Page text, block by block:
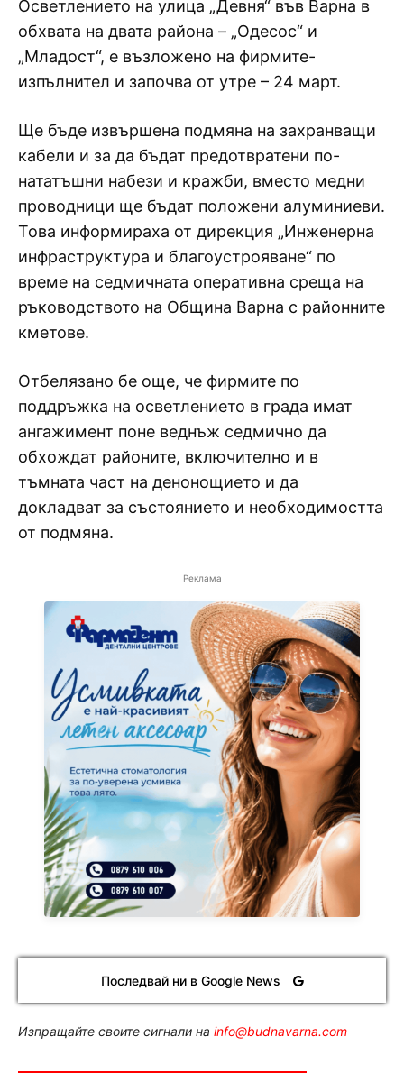
Осветлението на улица „Девня“ във Варна в
обхвата на двата района – „Одесос“ и
„Младост“, е възложено на фирмите-
изпълнител и започва от утре – 24 март.
Ще бъде извършена подмяна на захранващи
кабели и за да бъдат предотвратени по-
нататъшни набези и кражби, вместо медни
проводници ще бъдат положени алуминиеви.
Това информираха от дирекция „Инженерна
инфраструктура и благоустрояване“ по
време на седмичната оперативна среща на
ръководството на Община Варна с районните
кметове.
Отбелязано бе още, че фирмите по
поддръжка на осветлението в града имат
ангажимент поне веднъж седмично да
обхождат районите, включително и в
тъмната част на денонощието и да
докладват за състоянието и необходимостта
от подмяна.
Реклама
Последвай ни в Google News
Изпращайте своите сигнали на info@budnavarna.com